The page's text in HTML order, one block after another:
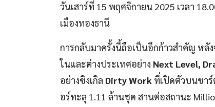
วันเสาร์ที่ 15 พฤศจิกายน 2025 เวลา
เมืองทองธานี
การกลับมาครั้งนี้ถือเป็นอีกก้าวสำคัญ หลัง
ในและต่างประเทศอย่าง Next Level,
อย่างซิงเกิล Dirty Work ที่เปิดตัวบนชา
อร์ทะลุ 1.11 ล้านชุด สานต่อสถานะ